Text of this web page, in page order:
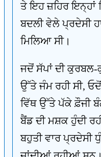
ਤੇ ਇਹ ਜ਼ਹਿਰ ਇਨ੍ਹਾਂ
ਬਦਲੀ ਵੇਲੇ ਪ੍ਰਦੇਸੀ
ਮਿਲਿਆ ਸੀ।
ਜਦੋਂ ਸੱਪਾਂ ਦੀ ਕੁਰਬਲ-
ਉੱਤੇ ਜੰਮ ਰਹੀ ਸੀ,
ਵਿੱਥ ਉੱਤੇ ਪੱਕੇ ਫ਼ੌਜੀ
ਬੈਂਡ ਦੀ ਮਸ਼ਕ ਹੁੰਦੀ
ਬਹੁਤੀ ਵਾਰ ਪ੍ਰਦੇਸੀ